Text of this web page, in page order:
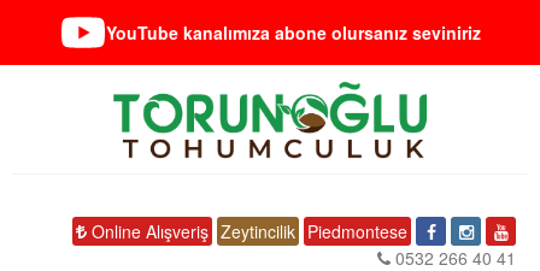
YouTube kanalımıza abone olursanız seviniriz
Online Alışveriş Zeytincilik Piedmontese
0532 266 40 41